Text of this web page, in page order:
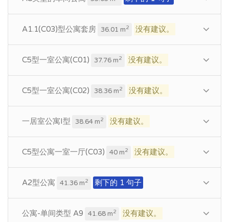
A1.1(C03)型公寓套房 36.01 m2 没有建议。
C5型一室公寓(C01) 37.76 m2 没有建议。
C5型一室公寓(C02) 38.36 m2 没有建议。
一居室公寓I型 38.64 m2 没有建议。
C5型公寓一室一厅(C03) 40 m2 没有建议。
A2型公寓 41.36 m2 剩下的 1 句子
公寓-单间类型 A9 41.68 m2 没有建议。